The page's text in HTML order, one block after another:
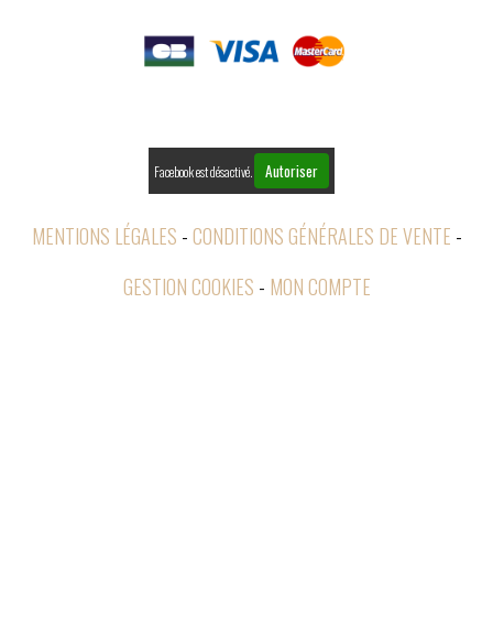
Facebook est désactivé. Autoriser
MENTIONS LÉGALES CONDITIONS GÉNÉRALES DE VENTE
GESTION COOKIES
MON COMPTE